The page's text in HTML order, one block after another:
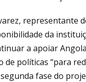
representante
da
a apoiar
de políticas “para
fase do